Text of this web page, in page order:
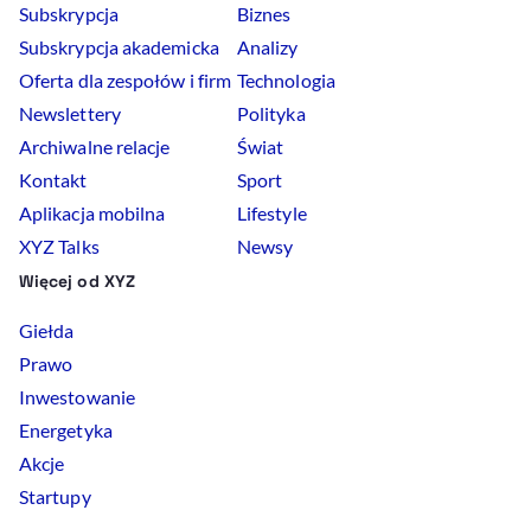
Subskrypcja
Subskrypcja akademicka
Oferta dla zespołów i firm
Newslettery
Archiwalne relacje
Kontakt
Aplikacja mobilna
XYZ Talks
Biznes
Analizy
Technologia
Polityka
Świat
Sport
Lifestyle
Newsy
Więcej od XYZ
Giełda
Prawo
Inwestowanie
Energetyka
Akcje
Startupy